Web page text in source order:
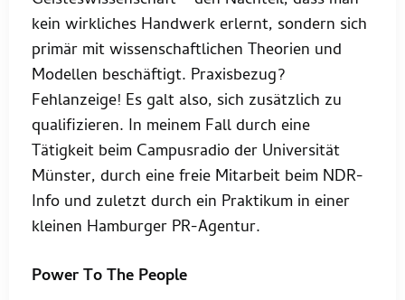
kein wirkliches Handwerk erlernt, sondern sich
primär mit wissenschaftlichen Theorien und
Modellen beschäftigt. Praxisbezug?
Fehlanzeige! Es galt also, sich zusätzlich zu
qualifizieren. In meinem Fall durch eine
Tätigkeit beim Campusradio der Universität
Münster, durch eine freie Mitarbeit beim NDR-
Info und zuletzt durch ein Praktikum in einer
kleinen Hamburger PR-Agentur.
Power To The People